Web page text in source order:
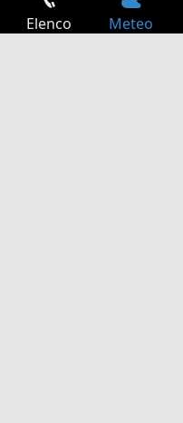
Elenco Meteo